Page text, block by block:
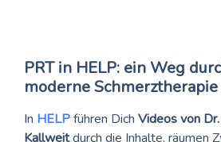
PRT in HELP: ein Weg
moderne Schmerztherapie
In HELPführen Dich Videos von
Kallweitdurch die Inhalte, räumen